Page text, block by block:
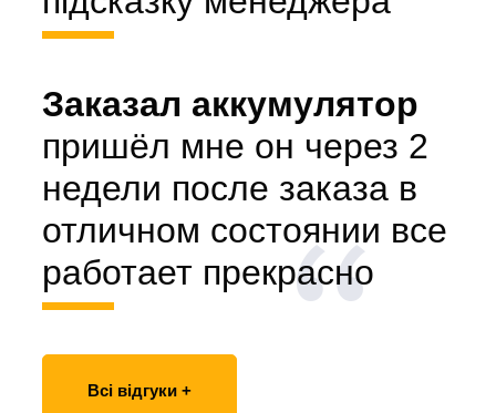
Заказал аккумулятор
пришёл мне он через 2
недели после заказа в
отличном состоянии все
работает прекрасно
Всі відгуки +